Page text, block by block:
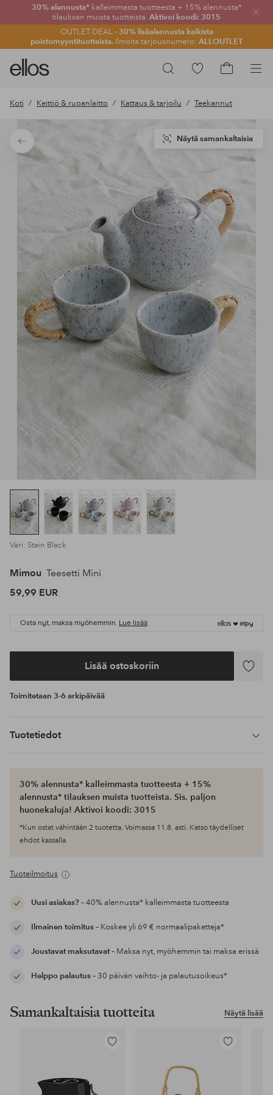
30% alennusta*kalleimmasta tuotteesta + 15% alennusta*
tilauksen muista tuotteista. Aktivoi koodi: 3015
OUTLET DEAL -30% lisäalennusta kaikista
poistomyyntituotteista. Ilmoita tarjousnumero: ALLOUTLET
Sulje
Hae
Ellos-
logo
siirry
Siirry
suosikkituotteisiin
Koti Keittiö & ruoanlaitto Kattaus & tarjoilu Teekannut
Takaisin
Näytä samankaltaisia
Väri: Stain Black
Mimou Teesetti Mini
59,99 EUR
Osta nyt, maksa myöhemmin. Lue lisää
Lisää ostoskoriin
Lisää
Toimitetaan 3-6 arkipäivää
Tuotetiedot
30% alennusta* kalleimmasta tuotteesta + 15%
alennusta* tilauksen muista tuotteista. Sis. paljon
huonekaluja! Aktivoi koodi: 3015
*Kun ostat vähintään 2 tuotetta. Voimassa 11.8. asti. Katso täydelliset
ehdot kassalla.
Tuoteilmoitus
Uusi asiakas?– 40% alennusta* kalleimmasta tuotteesta
Ilmainen toimitus– Koskee yli 69 € normaalipaketteja*
Joustavat maksutavat– Maksa nyt, myöhemmin tai maksa erissä
Helppo palautus– 30 päivän vaihto- ja palautusoikeus*
Näytä lisää
Samankaltaisia tuotteita
Lisää
Lisää